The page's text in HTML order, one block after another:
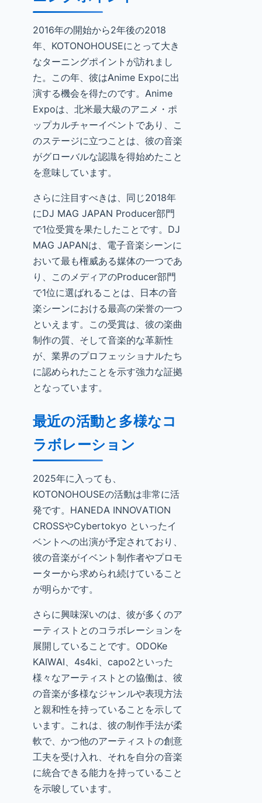
2016年の開始から2年後の2018
年、KOTONOHOUSEにとって大き
なターニングポイントが訪れまし
た。この年、彼はAnime Expoに出
演する機会を得たのです。Anime
Expoは、北米最大級のアニメ・ポ
ップカルチャーイベントであり、こ
のステージに立つことは、彼の音楽
がグローバルな認識を得始めたこと
を意味しています。
さらに注目すべきは、同じ2018年
にDJ MAG JAPAN Producer部門
で1位受賞を果たしたことです。DJ
MAG JAPANは、電子音楽シーンに
おいて最も権威ある媒体の一つであ
り、このメディアのProducer部門
で1位に選ばれることは、日本の音
楽シーンにおける最高の栄誉の一つ
といえます。この受賞は、彼の楽曲
制作の質、そして音楽的な革新性
が、業界のプロフェッショナルたち
に認められたことを示す強力な証拠
となっています。
最近の活動と多様なコ
ラボレーション
2025年に入っても、
KOTONOHOUSEの活動は非常に活
発です。HANEDA INNOVATION
CROSSやCybertokyo といったイ
ベントへの出演が予定されており、
彼の音楽がイベント制作者やプロモ
ーターから求められ続けていること
が明らかです。
さらに興味深いのは、彼が多くのア
ーティストとのコラボレーションを
展開していることです。ODOKe
KAIWAI、4s4ki、capo2といった
様々なアーティストとの協働は、彼
の音楽が多様なジャンルや表現方法
と親和性を持っていることを示して
います。これは、彼の制作手法が柔
軟で、かつ他のアーティストの創意
工夫を受け入れ、それを自分の音楽
に統合できる能力を持っていること
を示唆しています。